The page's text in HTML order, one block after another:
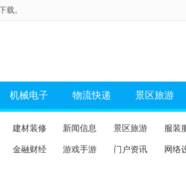
载。
机械电子 物流快递 景区旅游
建材装修 新闻信息 景区旅游 服装
金融财经 游戏手游 门户资讯 网络